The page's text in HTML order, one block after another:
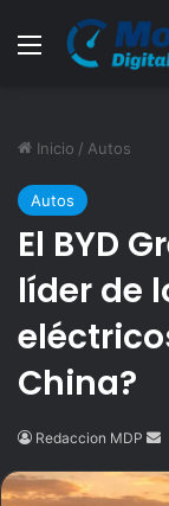
Menú
Inicio / Autos
Autos
El BYD
líder de
China?
Redaccion MDP